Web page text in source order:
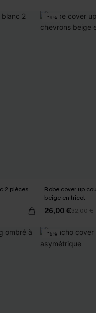
2 pièces
-19%
Robe cover up
beige en tricot
26,00 €32,00 €
-15%